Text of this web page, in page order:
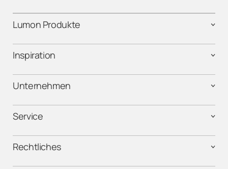
Lumon Produkte
Inspiration
Unternehmen
Service
Rechtliches